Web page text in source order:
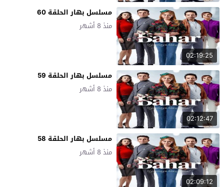
02:19:25
مسلسل بهار الحلقة 60
منذ 8 أشهر
02:12:47
مسلسل بهار الحلقة 59
منذ 8 أشهر
02:09:12
مسلسل بهار الحلقة 58
منذ 8 أشهر